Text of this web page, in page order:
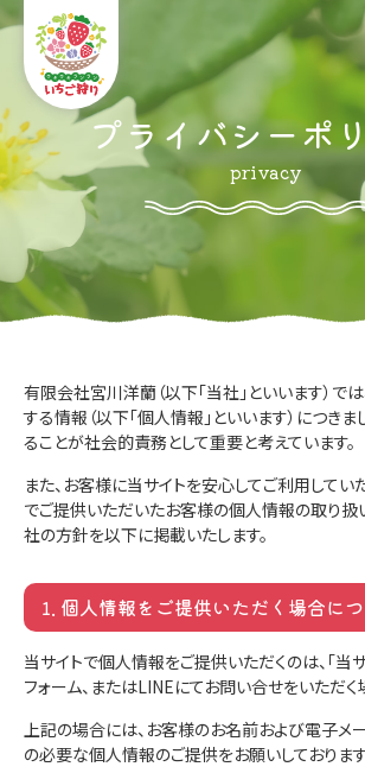
プライバシーポ
privacy
有限会社宮川洋蘭（以下「当社」といいます）で
する情報（以下「個人情報」といいます）につき
ることが社会的責務として重要と考えています。
また、お客様に当サイトを安心してご利用してい
でご提供いただいたお客様の個人情報の取り扱
社の方針を以下に掲載いたします。
1. 個人情報をご提供いただく場合に
当サイトで個人情報をご提供いただくのは、「当
フォーム、またはLINEにてお問い合せをいただく
上記の場合には、お客様のお名前および電子メ
の必要な個人情報のご提供をお願いしております